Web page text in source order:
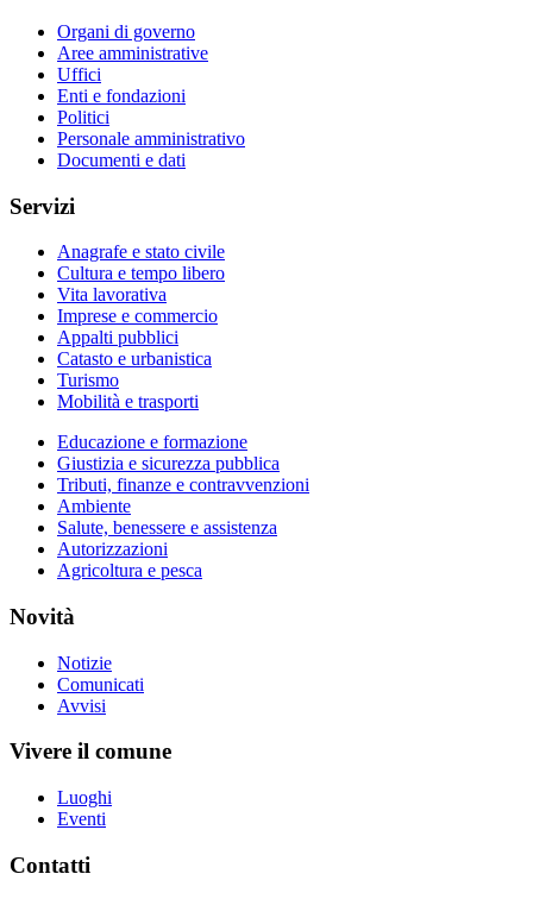
Organi di governo
Aree amministrative
Uffici
Enti e fondazioni
Politici
Personale amministrativo
Documenti e dati
Servizi
Anagrafe e stato civile
Cultura e tempo libero
Vita lavorativa
Imprese e commercio
Appalti pubblici
Catasto e urbanistica
Turismo
Mobilità e trasporti
Educazione e formazione
Giustizia e sicurezza pubblica
Tributi, finanze e contravvenzioni
Ambiente
Salute, benessere e assistenza
Autorizzazioni
Agricoltura e pesca
Novità
Notizie
Comunicati
Avvisi
Vivere il comune
Luoghi
Eventi
Contatti